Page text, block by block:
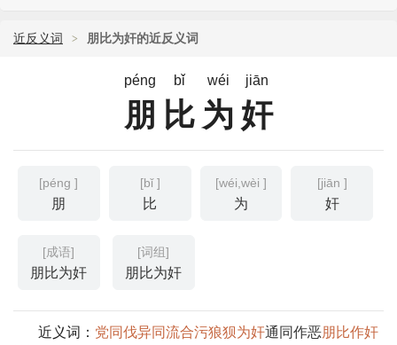
近反义词 朋比为奸的近反义词
péng bǐ wéi jiān
朋比为奸
[péng ]
朋
[bǐ ]
比
[wéi,wèi ]
为
[jiān ]
奸
[成语]
朋比为奸
[词组]
朋比为奸
近义词： 党同伐异同流合污狼狈为奸通同作恶朋比作奸